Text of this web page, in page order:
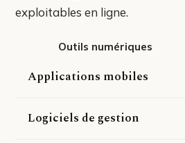
exploitables en ligne.
Outils numériques
Applications mobiles
Logiciels de gestion